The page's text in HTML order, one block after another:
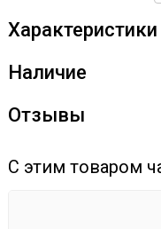
Характеристики
Наличие
Отзывы
С этим товаром